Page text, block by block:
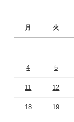
月 火
4 5
11 12
18 19